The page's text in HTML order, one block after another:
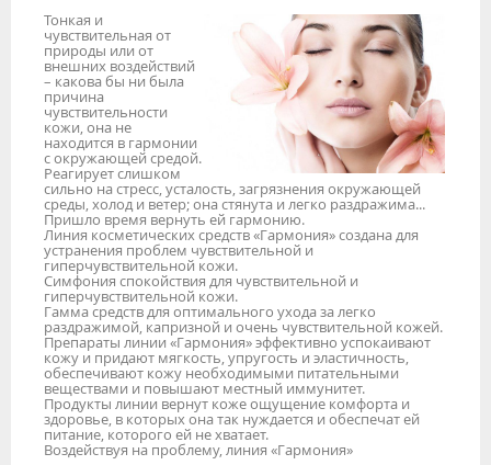
Тонкая и
чувствительная от
природы или от
внешних воздействий
– какова бы ни была
причина
чувствительности
кожи, она не
находится в гармонии
с окружающей средой.
Реагирует слишком
сильно на стресс, усталость, загрязнения окружающей
среды, холод и ветер; она стянута и легко раздражима...
Пришло время вернуть ей гармонию.
Линия косметических средств «Гармония» создана для
устранения проблем чувствительной и
гиперчувствительной кожи.
Симфония спокойствия для чувствительной и
гиперчувствительной кожи.
Гамма средств для оптимального ухода за легко
раздражимой, капризной и очень чувствительной кожей.
Препараты линии «Гармония» эффективно успокаивают
кожу и придают мягкость, упругость и эластичность,
обеспечивают кожу необходимыми питательными
веществами и повышают местный иммунитет.
Продукты линии вернут коже ощущение комфорта и
здоровье, в которых она так нуждается и обеспечат ей
питание, которого ей не хватает.
Воздействуя на проблему, линия «Гармония»